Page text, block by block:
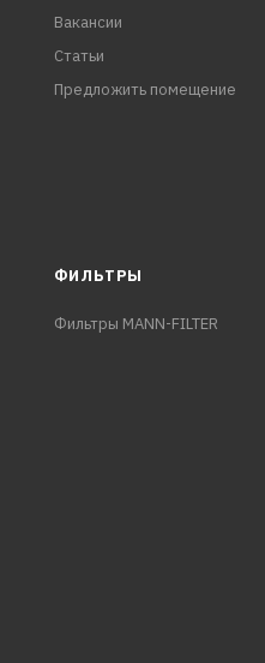
Вакансии
Статьи
Предложить помещение
ФИЛЬТРЫ
Фильтры MANN-FILTER